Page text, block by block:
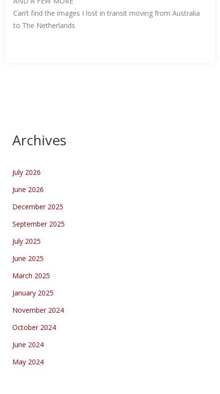
Can’t find the images I lost in transit moving from Australia
to The Netherlands
Archives
July 2026
June 2026
December 2025
September 2025
July 2025
June 2025
March 2025
January 2025
November 2024
October 2024
June 2024
May 2024